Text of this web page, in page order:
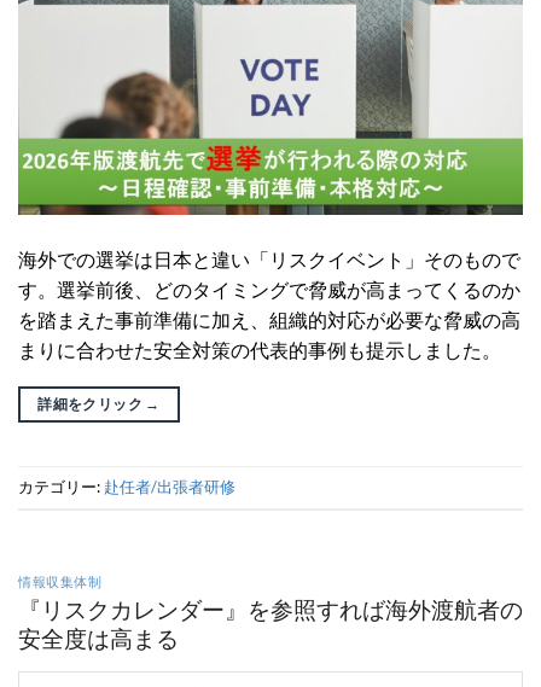
海外での選挙は日本と違い「リスクイベント」そのもので
す。選挙前後、どのタイミングで脅威が高まってくるのか
を踏まえた事前準備に加え、組織的対応が必要な脅威の高
まりに合わせた安全対策の代表的事例も提示しました。
詳細をクリック →
カテゴリー: 赴任者/出張者研修
情報収集体制
『リスクカレンダー』を参照すれば海外渡航者の
安全度は高まる